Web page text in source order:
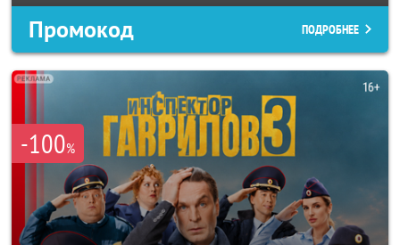
Промокод ПОДРОБНЕЕ
-100%